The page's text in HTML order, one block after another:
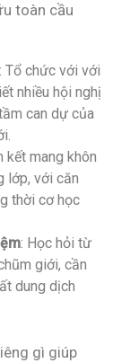
toàn cầu
: Tổ chức với với
nhiều hội nghị
can dự của
kết mang khôn
lớp, với căn
thời cơ học
: Học hỏi từ
giới, cần
dung dịch
gì giúp